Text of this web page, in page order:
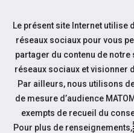
Aller au contenu
CAP EMPLOI PAS-
Le présent site Internet utilise
réseaux sociaux pour vous
partager du contenu de notre
réseaux sociaux et visionner
Par ailleurs, nous utilisons
de mesure d’audience
exempts de recueil du
Pour plus de renseignements,